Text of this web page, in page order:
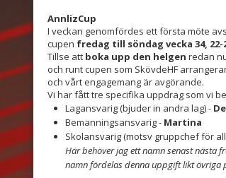
AnnlizCup
I veckan genomfördes ett första möte
cupen fredag till söndag vecka 34,
Tillse att boka upp den helgen redan
och runt cupen som SkövdeHF
och vårt engagemang är avgörande.
Vi har fått tre specifika uppdrag som vi
Lagansvarig (bjuder in andra lag) -
Bemanningsansvarig - Martina
Skolansvarig (motsv gruppchef för
Här behöver jag ett namn senast nästa
namn fördelas denna uppgift likt övriga